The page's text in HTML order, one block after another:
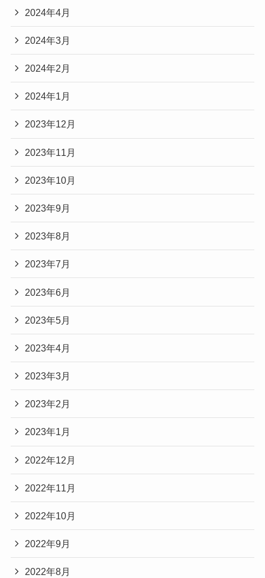
2024年4月
2024年3月
2024年2月
2024年1月
2023年12月
2023年11月
2023年10月
2023年9月
2023年8月
2023年7月
2023年6月
2023年5月
2023年4月
2023年3月
2023年2月
2023年1月
2022年12月
2022年11月
2022年10月
2022年9月
2022年8月